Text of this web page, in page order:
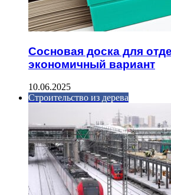
Сосновая доска для
экономичный вариант
10.06.2025
Строительство из дерева